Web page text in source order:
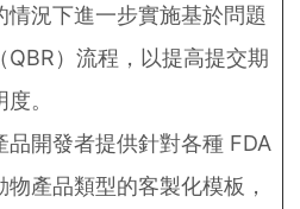
情況下進一步實施基於問題
QBR）流程，以提高提交期
。
品開發者提供針對各種 FDA
物產品類型的客製化模板，